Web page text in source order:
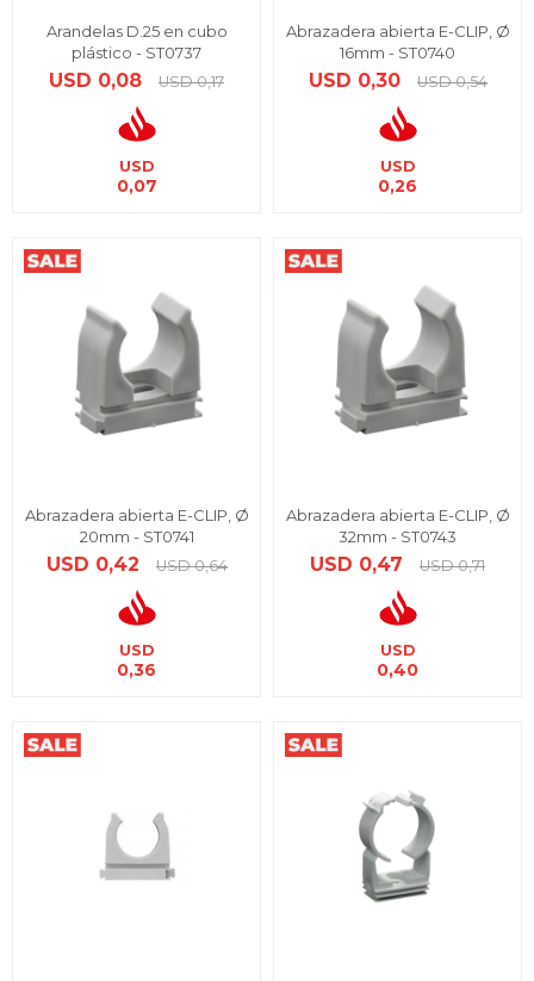
Arandelas D.25 en cubo
plástico - ST0737
USD 0,08 USD 0,17
USD
0,07
Abrazadera abierta E-CLIP, Ø
16mm - ST0740
USD 0,30 USD 0,54
USD
0,26
Abrazadera abierta E-CLIP, Ø
20mm - ST0741
USD 0,42 USD 0,64
USD
0,36
Abrazadera abierta E-CLIP, Ø
32mm - ST0743
USD 0,47 USD 0,71
USD
0,40